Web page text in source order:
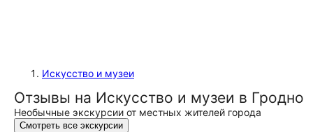
Искусство и музеи
Отзывы на Искусство и музеи в Гродно
Необычные экскурсии от местных жителей города
Смотреть все экскурсии